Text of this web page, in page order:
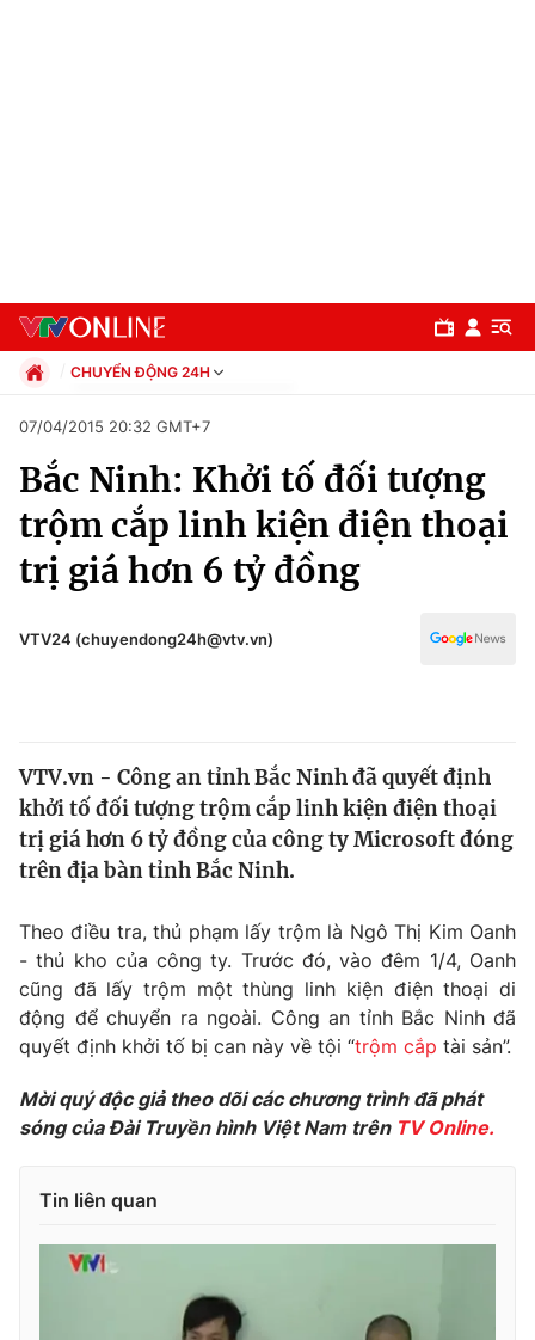
Chuyên mục
Chính trị
Thế giới
Tin tức
Câu chuyện quốc tế
Kinh tế
Tài chính
Thị trường
Góc doanh nghiệp
Dữ liệu và đời sống
Truyền hình
Hậu trường
Giải sao mai
Giải trí
Điện ảnh
Âm nhạc
Sao
Du lịch
Làm đẹp
Chất lượng cuộc sống
CHUYỂN ĐỘNG 24H
Xã hội
Pháp luật
Kinh tế
Thể thao
Truyền hình
Văn hóa - Giải trí
Đời sống
07/04/2015 20:32 GMT+7
Bắc Ninh: Khởi tố đối tượng
trộm cắp linh kiện điện thoại
trị giá hơn 6 tỷ đồng
VTV24 (chuyendong24h@vtv.vn)
VTV.vn - Công an tỉnh Bắc Ninh đã quyết định
khởi tố đối tượng trộm cắp linh kiện điện thoại
trị giá hơn 6 tỷ đồng của công ty Microsoft đóng
trên địa bàn tỉnh Bắc Ninh.
Theo điều tra, thủ phạm lấy trộm là Ngô Thị Kim Oanh
- thủ kho của công ty. Trước đó, vào đêm 1/4, Oanh
cũng đã lấy trộm một thùng linh kiện điện thoại di
động để chuyển ra ngoài. Công an tỉnh Bắc Ninh đã
quyết định khởi tố bị can này về tội “trộm cắp tài sản”.
Mời quý độc giả theo dõi các chương trình đã phát
sóng của Đài Truyền hình Việt Nam trên TV Online.
Tin liên quan